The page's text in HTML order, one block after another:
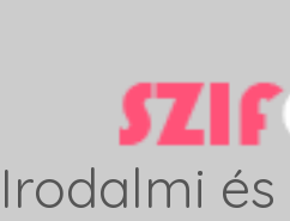
Irodalmi